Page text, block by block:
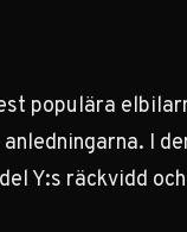
populära
I
Y:s räckvidd